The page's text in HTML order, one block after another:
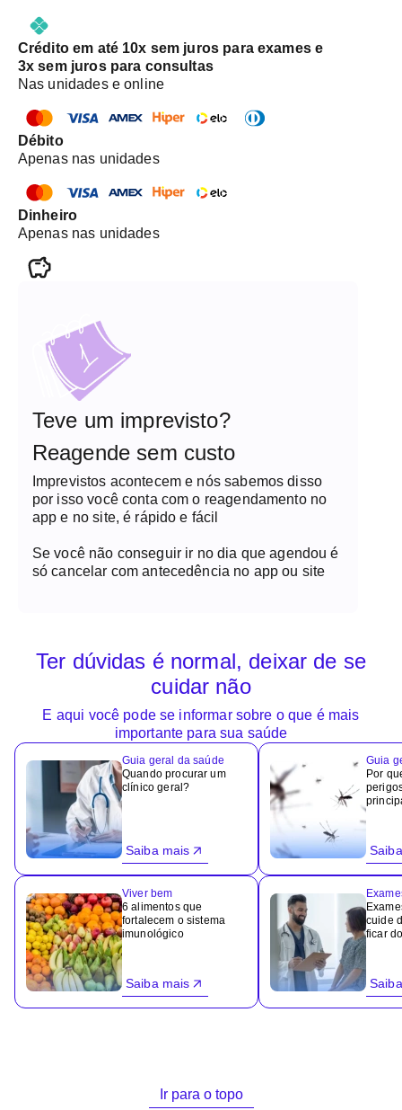
Crédito em até 10x sem juros para exames e
3x sem juros para consultas
Nas unidades e online
Débito
Apenas nas unidades
Dinheiro
Apenas nas unidades
Teve um imprevisto?
Reagende sem custo
Imprevistos acontecem e nós sabemos disso
por isso você conta com o reagendamento no
app e no site, é rápido e fácil
Se você não conseguir ir no dia que agendou é
só cancelar com antecedência no app ou site
Ter dúvidas é normal, deixar de se
cuidar não
E aqui você pode se informar sobre o que é mais
importante para sua saúde
Guia geral da saúde
Quando procurar um
clínico geral?
Saiba mais
Viver bem
6 alimentos que
fortalecem o sistema
imunológico
Saiba mais
Guia
Por
cuide
ficar
Ir para o topo